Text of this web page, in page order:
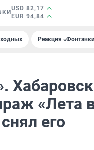
USD 82,17
EUR 94,84
Реакция
«Лета в
его